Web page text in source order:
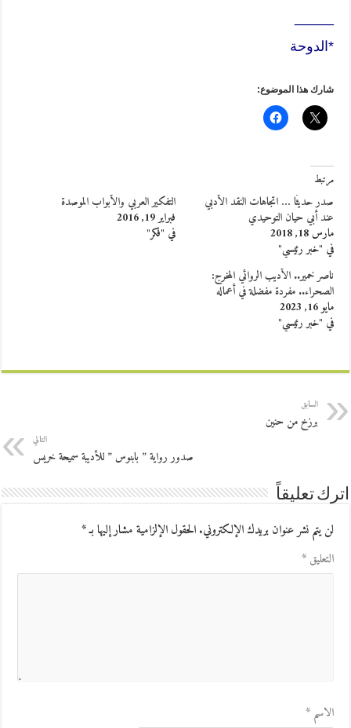
*الدوحة
شارك هذا الموضوع:
مرتبط
صدر حديثًا … اتجاهات النقد الأدبي
عند أبي حيان التوحيدي
مارس 18, 2018
في "خبر رئيسي"
التفكير العربي والأبواب الموصدة
فبراير 19, 2016
في "فكر"
ناصر خمير.. الأديب الروائي المخرج:
الصحراء.. مفردة مفضلة في أعماله
مايو 16, 2023
في "خبر رئيسي"
السابق
برزخ من حنين
التالي
صدور رواية ” بابنوس ” للأديبة سميحة خريس
اترك تعليقاً
لن يتم نشر عنوان بريدك الإلكتروني.الحقول الإلزامية مشار إليها بـ*
التعليق*
الاسم*